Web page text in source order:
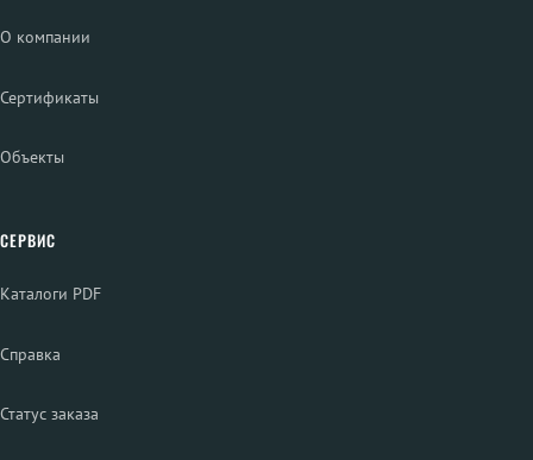
О компании
Сертификаты
Объекты
СЕРВИС
Каталоги PDF
Справка
Статус заказа